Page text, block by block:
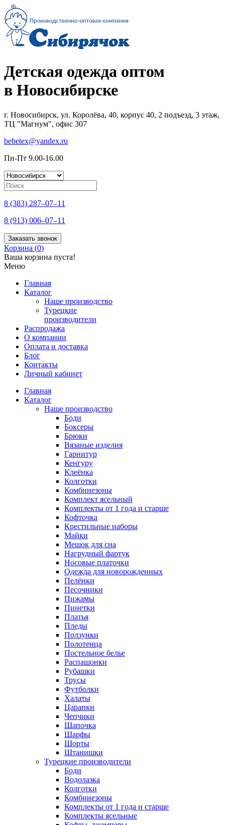
Детская одежда оптом
в Новосибирске
г. Новосибирск, ул. Королёва, 40, корпус 40, 2 подъезд, 3 этаж,
ТЦ "Магнум", офис 307
bebetex@yandex.ru
Пн-Пт 9.00-16.00
8 (383) 287–07–11
8 (913) 006–07–11
Заказать звонок
Корзина (0)
Ваша корзина пуста!
Меню
Главная
Каталог
Наше производство
Турецкие
производители
Распродажа
О компании
Оплата и доставка
Блог
Контакты
Личный кабинет
Главная
Каталог
Наше производство
Боди
Боксеры
Брюки
Вязаные изделия
Гарнитур
Кенгуру
Клеёнка
Колготки
Комбинезоны
Комплект ясельный
Комплекты от 1 года и старше
Кофточка
Крестильные наборы
Майки
Мешок для сна
Нагрудный фартук
Носовые платочки
Одежда для новорожденных
Пелёнки
Песочники
Пижамы
Пинетки
Платья
Пледы
Ползунки
Полотенца
Постельное белье
Распашонки
Рубашки
Трусы
Футболки
Халаты
Царапки
Чепчики
Шапочка
Шарфы
Шорты
Штанишки
Турецкие производители
Боди
Водолазка
Колготки
Комбинезоны
Комплекты от 1 года и старше
Комплекты ясельные